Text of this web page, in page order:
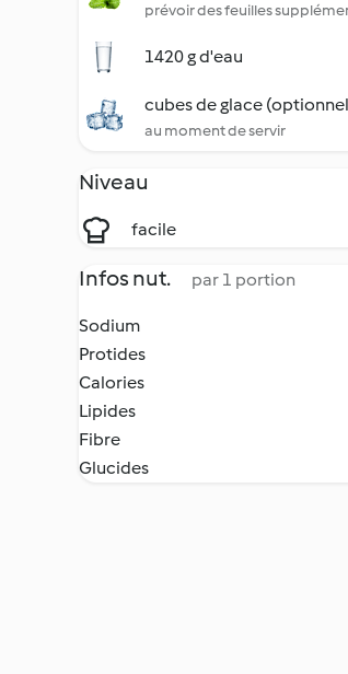
prévoir des feuilles
1420 g d'eau
cubes de glace
au moment de servir
Niveau
facile
Infos nut. par 1 portion
Sodium
Protides
Calories
Lipides
Fibre
Glucides